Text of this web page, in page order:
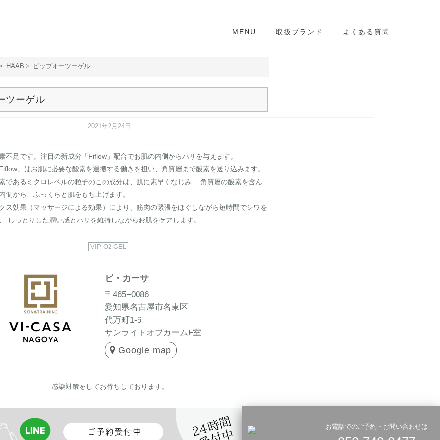
MENU 取扱ブランド よくある質問
HAAB ビップオーツーゲル
ツーゲル
2021年2月24日
不足です。注目の新成分「Fiflow」配合でお肌の内側からハリを与えます。
」はお肌に必要な酸素を運搬する働きを担い、角質層まで酸素を送り込みます。
であるミクロレベルの粒子のこの成分は、肌に素早くなじみ、 角質層の酸素を含ん
側から、ふっくらと肌をもち上げます。
ス効果（マッサージによる効果）により、筋肉の緊張をほぐしながら短時間でシワを
しっとりした潤い感とハリを維持しながらお肌をケアします。
VIP O2 GEL
ビ・カーサ
〒465−0086
愛知県名古屋市名東区
代万町1-6
サンライトオブカームF室
Google map
感染対策をしてお待ちしております。
お電話でのご予約・お問い合わせは